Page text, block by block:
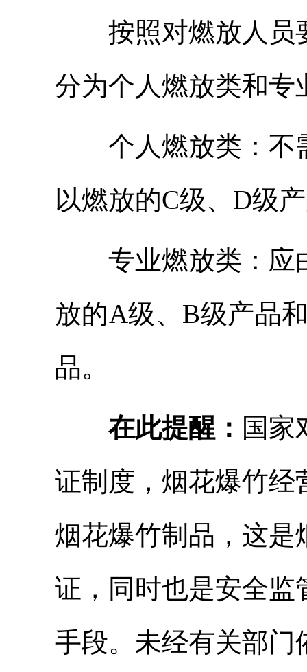
按照对燃放人员
分为个人燃放类和专
个人燃放类：不
以燃放的C级、D级
专业燃放类：应
放的A级、B级产品
品。
在此提醒： 国家
证制度，烟花爆竹经
烟花爆竹制品，这是
证，同时也是安全监
手段。未经有关部门